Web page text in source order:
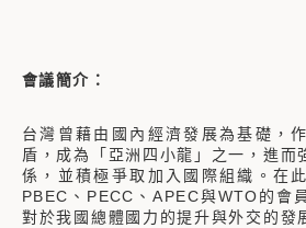
會議簡介：
台灣曾藉由國內經濟發展為基礎，
盾，成為「亞洲四小龍」之一，進而
係，並積極爭取加入國際組織。在
PBEC、PECC、APEC與WTO的會
對於我國總體國力的提升與外交的發